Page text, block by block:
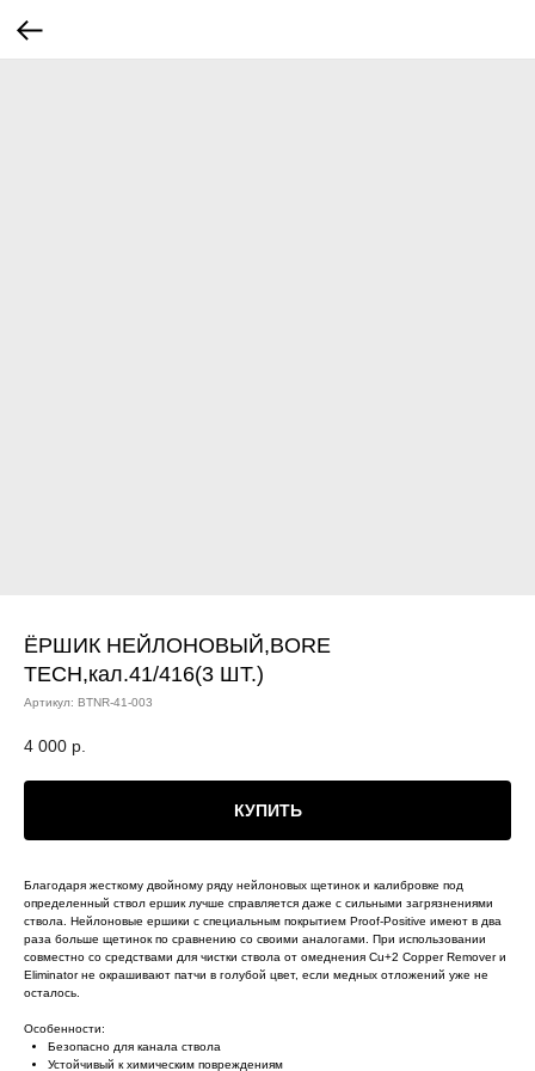
ЁРШИК НЕЙЛОНОВЫЙ,BORE
TECH,кал.41/416(3 ШТ.)
Артикул: BTNR-41-003
4 000 р.
КУПИТЬ
Благодаря жесткому двойному ряду нейлоновых щетинок и калибровке под
определенный ствол ершик лучше справляется даже с сильными загрязнениями
ствола. Нейлоновые ершики с специальным покрытием Proof-Positive имеют в два
раза больше щетинок по сравнению со своими аналогами. При использовании
совместно со средствами для чистки ствола от омеднения Cu+2 Copper Remover и
Eliminator не окрашивают патчи в голубой цвет, если медных отложений уже не
осталось.
Особенности:
Безопасно для канала ствола
Устойчивый к химическим повреждениям